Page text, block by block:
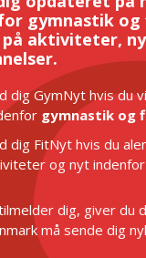
gymnastik og
på aktiviteter,
dig GymNyt hvis du
gymnastik og
dig FitNyt hvis du
og nyt indenfor
dig, giver du
må sende dig